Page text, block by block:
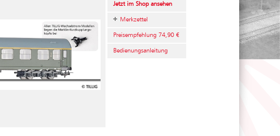
Jetzt im Shop ansehen
Merkzettel
Preisempfehlung 74,90 €
Bedienungsanleitung